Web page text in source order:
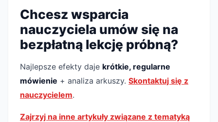
Chcesz wsparcia
nauczyciela umów się na
bezpłatną lekcję próbną?
Najlepsze efekty daje krótkie, regularne
mówienie + analiza arkuszy. Skontaktuj się z
nauczycielem.
Zajrzyj na inne artykuły związane z tematyką